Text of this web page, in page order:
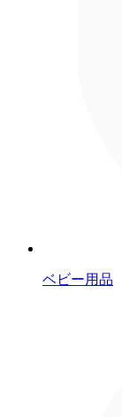
ベビー用品